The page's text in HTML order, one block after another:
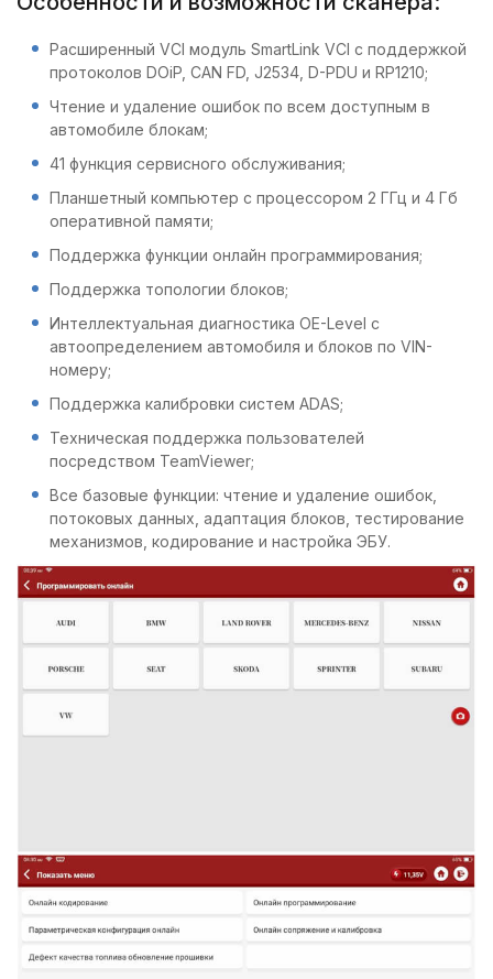
Расширенный VCI модуль SmartLink VCI с поддержкой
протоколов DOiP, CAN FD, J2534, D-PDU и RP1210;
Чтение и удаление ошибок по всем доступным в
автомобиле блокам;
41 функция сервисного обслуживания;
Планшетный компьютер с процессором 2 ГГц и 4 Гб
оперативной памяти;
Поддержка функции онлайн программирования;
Поддержка топологии блоков;
Интеллектуальная диагностика OE-Level с
автоопределением автомобиля и блоков по VIN-
номеру;
Поддержка калибровки систем ADAS;
Техническая поддержка пользователей
посредством TeamViewer;
Все базовые функции: чтение и удаление ошибок,
потоковых данных, адаптация блоков, тестирование
механизмов, кодирование и настройка ЭБУ.